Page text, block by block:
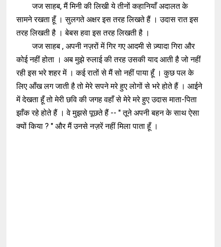
जज साहब, मैं मिनी की लिखी ये तीनों कहानियाँ अदालत के
सामने रखता हूँ । सुलगते अक्षर इस तरह लिखते हैं । उदास रात इस
तरह लिखती है । बेबस हवा इस तरह लिखती है ।
जज साहब , अपनी नज़रों में गिर गए आदमी से ज़्यादा गिरा और
कोई नहीं होता । अब मुझे रुलाई की तरह उसकी याद आती है जो नहीं
रही इस भरे शहर में । कई रातों से मैं सो नहीं पाया हूँ । कुछ पल के
लिए आँख लग जाती है तो मेरे सपने मरे हुए लोगों से भरे होते हैं । आईने
में देखता हूँ तो मेरी छवि की जगह वहाँ से मेरे मरे हुए उदास माता-पिता
झाँक रहे होते हैं । वे मुझसे पूछते हैं -- " तूने अपनी बहन के साथ ऐसा
क्यों किया ? " और मैं उनसे नज़रें नहीं मिला पाता हूँ ।